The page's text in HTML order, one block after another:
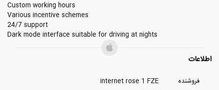
Custom working hours
Various incentive schemes
24/7 support
Dark mode interface suitable for driving at nights
اطلاعات
فروشنده
internet rose 1 FZE